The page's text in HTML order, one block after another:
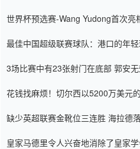
世界杯预选赛-Wang Yudong首次亮
最佳中国超级联赛球队：港口的年
3场比赛中有23张射门在底部 郭安
花钱找麻烦！切尔西以5200万美元
缺少英超联赛金靴位三连胜 海拉德
皇家马德里令人兴奋地消除了皇家